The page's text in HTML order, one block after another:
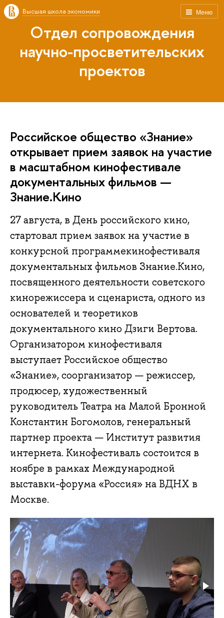
Меню
Высшая школа экономики
Отдел сопровождения
научно-просветительских
проектов
Российское общество «Знание»
открывает прием заявок на участие
в масштабном кинофестивале
документальных фильмов —
Знание.Кино
27 августа, в День российского кино,
стартовал прием заявок на участие в
конкурсной программекинофестиваля
документальных фильмов Знание.Кино,
посвященного деятельности советского
кинорежиссера и сценариста, одного из
основателей и теоретиков
документального кино Дзиги Вертова.
Организатором кинофестиваля
выступает Российское общество
«Знание», соорганизатор — режиссер,
продюсер, художественный
руководитель Театра на Малой Бронной
Константин Богомолов, генеральный
партнер проекта — Институт развития
интернета. Кинофестиваль состоится в
ноябре в рамках Международной
выставки-форума «Россия» на ВДНХ в
Москве.